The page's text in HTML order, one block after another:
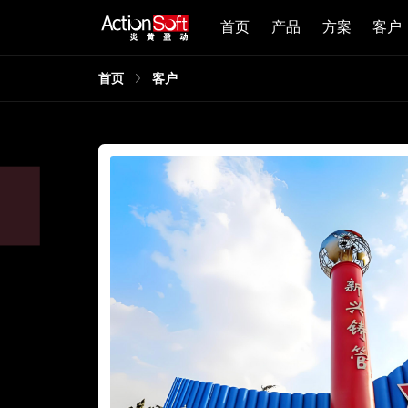
首页 产品 方案 客户
首页 客户